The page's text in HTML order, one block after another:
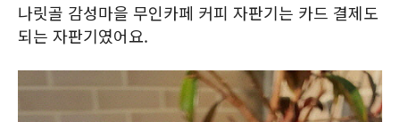
나릿골 감성마을 무인카페 커피 자판기는 카드 결제도
되는 자판기였어요.